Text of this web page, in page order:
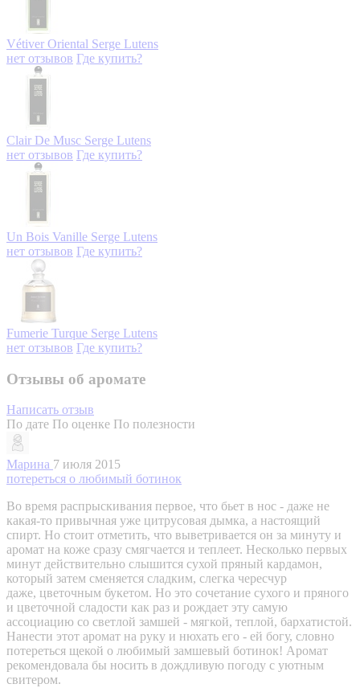
Vétiver Oriental Serge Lutens
нет отзывов Где купить?
Clair De Musc Serge Lutens
нет отзывов Где купить?
Un Bois Vanille Serge Lutens
нет отзывов Где купить?
Fumerie Turque Serge Lutens
нет отзывов Где купить?
Отзывы об аромате
Написать отзыв
По дате По оценке По полезности
Марина 7 июля 2015
потереться о любимый ботинок
Во время распрыскивания первое, что бьет в нос - даже не
какая-то привычная уже цитрусовая дымка, а настоящий
спирт. Но стоит отметить, что выветривается он за минуту и
аромат на коже сразу смягчается и теплеет. Несколько первых
минут действительно слышится сухой пряный кардамон,
который затем сменяется сладким, слегка чересчур
даже, цветочным букетом. Но это сочетание сухого и пряного
и цветочной сладости как раз и рождает эту самую
ассоциацию со светлой замшей - мягкой, теплой, бархатистой.
Нанести этот аромат на руку и нюхать его - ей богу, словно
потереться щекой о любимый замшевый ботинок! Аромат
рекомендовала бы носить в дождливую погоду с уютным
свитером.